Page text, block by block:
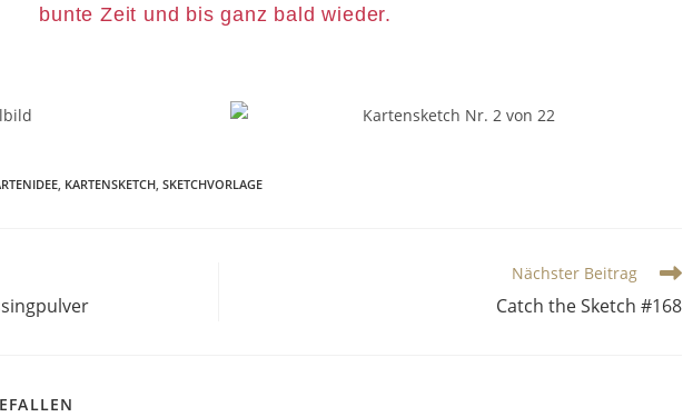
bunte Zeit und bis ganz bald wieder.
KARTENSKETCH SKETCHVORLAGE
Nächster Beitrag
Catch the Sketch #168